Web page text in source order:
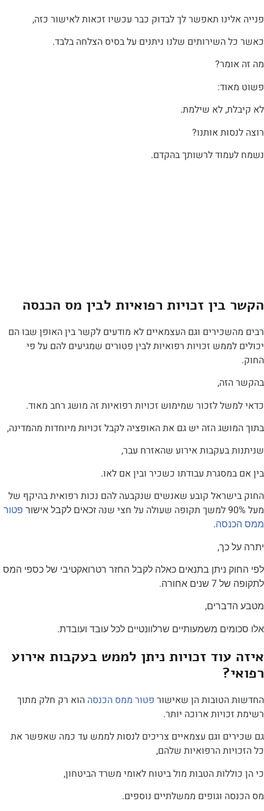
תאפשר לך לבדוק כבר עכשיו זכאות לאישור כזה,
השירותים שלנו ניתנים על בסיס הצלחה בלבד.
לא שילמת.
אותנו?
לרשותך בהקדם.
זכויות רפואיות לבין מס הכנסה
וגם העצמאיים לא מודעים לקשר בין האופן שבו הם
זכויות רפואיות לבין פטורים שמגיעים להם על פי
לזכור שמימוש זכויות רפואיות זה מושג רחב מאוד.
הזה יש גם את האופציה לקבל זכויות מיוחדות מהמדינה,
בעקבות אירוע שהאזרח עבר,
עבודתו כשכיר ובין אם לאו.
קובע שאנשים שנקבעה להם נכות רפואית בהיקף של
זכאים לקבל אישורפטור
.
כך,
ניתן בתנאים כאלה לקבל החזר רטרואקטיבי של כספי המס
אחורה.
משמעותיים שרלוונטיים לכל עובד ועובדת.
זכויות ניתן לממש בעקבות אירוע
הן שאישורפטור ממס הכנסההוא רק חלק מתוך
ארוכה יותר.
וגם עצמאיים צריכים לנסות לממש עד כמה שאפשר את
הרפואיות שלהם,
הטבות מול ביטוח לאומי משרד הביטחון,
וגופים ממשלתיים נוספים.